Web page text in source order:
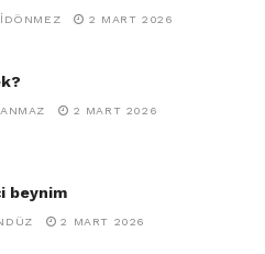
2 MART 2026
2 MART 2026
beynim
2 MART 2026